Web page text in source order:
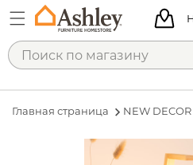
Главная страница NEW DECOR